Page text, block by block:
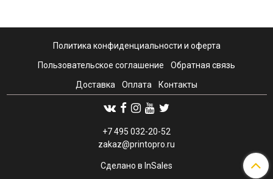
Политика конфиденциальности и оферта
Пользовательское соглашение Обратная связь
Доставка Оплата Контакты
+7 495 032-20-52
zakaz@printopro.ru
Сделано в InSales